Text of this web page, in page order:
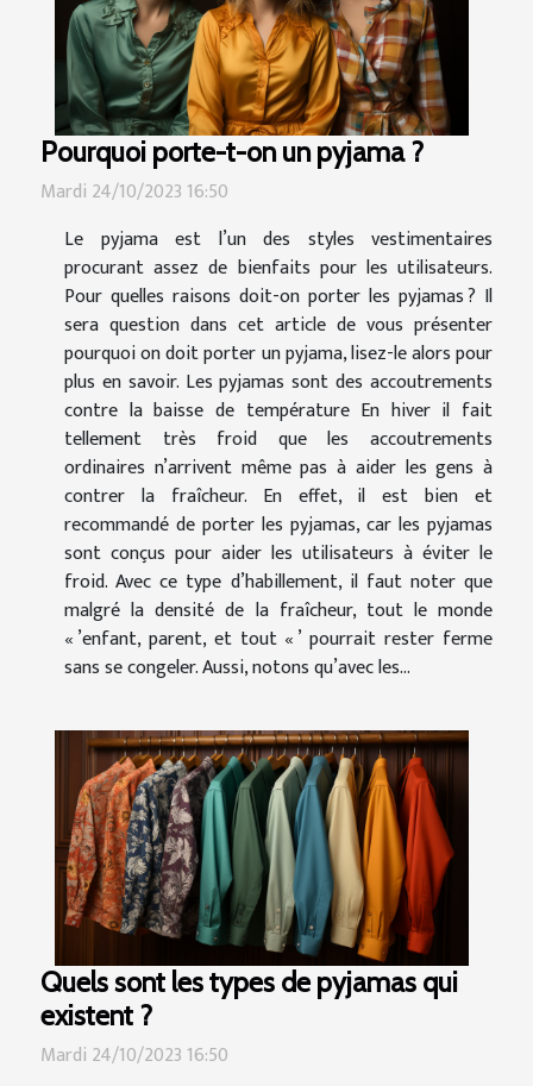
Pourquoi porte-t-on un pyjama ?
Mardi 24/10/2023 16:50
Le pyjama est l’un des styles vestimentaires
procurant assez de bienfaits pour les utilisateurs.
Pour quelles raisons doit-on porter les pyjamas ? Il
sera question dans cet article de vous présenter
pourquoi on doit porter un pyjama, lisez-le alors pour
plus en savoir. Les pyjamas sont des accoutrements
contre la baisse de température En hiver il fait
tellement très froid que les accoutrements
ordinaires n’arrivent même pas à aider les gens à
contrer la fraîcheur. En effet, il est bien et
recommandé de porter les pyjamas, car les pyjamas
sont conçus pour aider les utilisateurs à éviter le
froid. Avec ce type d’habillement, il faut noter que
malgré la densité de la fraîcheur, tout le monde
« ’enfant, parent, et tout « ’ pourrait rester ferme
sans se congeler. Aussi, notons qu’avec les...
Quels sont les types de pyjamas qui
existent ?
Mardi 24/10/2023 16:50